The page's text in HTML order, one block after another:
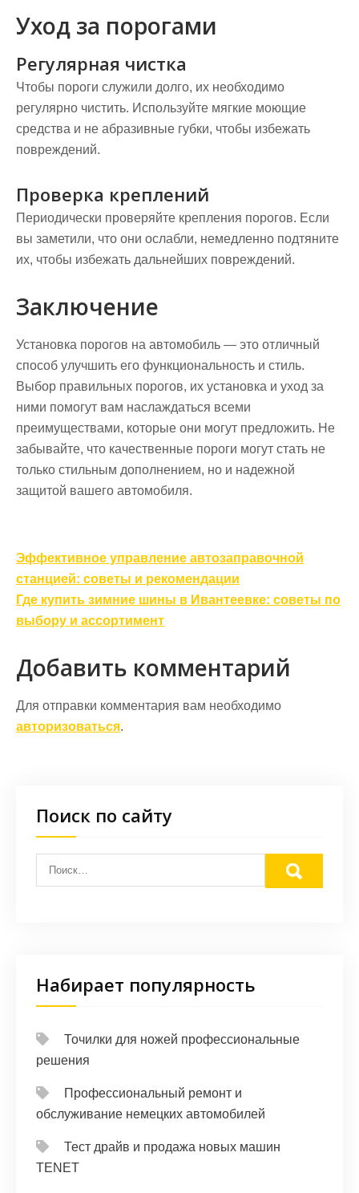
Уход за порогами
Регулярная чистка
Чтобы пороги служили долго, их необходимо
регулярно чистить. Используйте мягкие моющие
средства и не абразивные губки, чтобы избежать
повреждений.
Проверка креплений
Периодически проверяйте крепления порогов. Если
вы заметили, что они ослабли, немедленно подтяните
их, чтобы избежать дальнейших повреждений.
Заключение
Установка порогов на автомобиль — это отличный
способ улучшить его функциональность и стиль.
Выбор правильных порогов, их установка и уход за
ними помогут вам наслаждаться всеми
преимуществами, которые они могут предложить. Не
забывайте, что качественные пороги могут стать не
только стильным дополнением, но и надежной
защитой вашего автомобиля.
Навигация
по
записям
Эффективное управление автозаправочной
станцией: советы и рекомендации
Где купить зимние шины в Ивантеевке: советы по
выбору и ассортимент
Добавить комментарий
Для отправки комментария вам необходимо
авторизоваться.
Поиск по сайту
Набирает популярность
Точилки для ножей профессиональные
решения
Профессиональный ремонт и
обслуживание немецких автомобилей
Тест драйв и продажа новых машин
TENET